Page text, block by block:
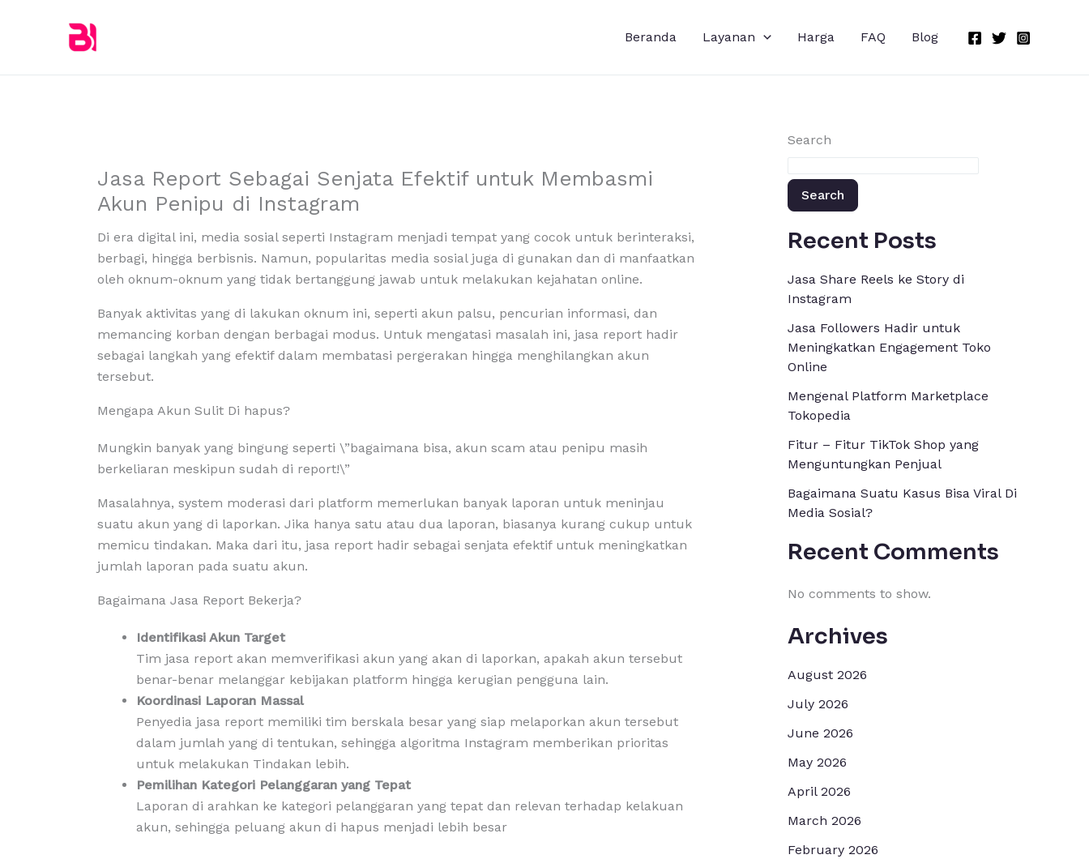
Beranda Layanan Harga FAQ Blog
Jasa Report Sebagai Senjata Efektif untuk Membasmi
Akun Penipu di Instagram
Di era digital ini, media sosial seperti Instagram menjadi tempat yang cocok untuk berinteraksi,
berbagi, hingga berbisnis. Namun, popularitas media sosial juga di gunakan dan di manfaatkan
oleh oknum-oknum yang tidak bertanggung jawab untuk melakukan kejahatan online.
Banyak aktivitas yang di lakukan oknum ini, seperti akun palsu, pencurian informasi, dan
memancing korban dengan berbagai modus. Untuk mengatasi masalah ini, jasa report hadir
sebagai langkah yang efektif dalam membatasi pergerakan hingga menghilangkan akun
tersebut.
Mengapa Akun Sulit Di hapus?
Mungkin banyak yang bingung seperti \”bagaimana bisa, akun scam atau penipu masih
berkeliaran meskipun sudah di report!\”
Masalahnya, system moderasi dari platform memerlukan banyak laporan untuk meninjau
suatu akun yang di laporkan. Jika hanya satu atau dua laporan, biasanya kurang cukup untuk
memicu tindakan. Maka dari itu, jasa report hadir sebagai senjata efektif untuk meningkatkan
jumlah laporan pada suatu akun.
Bagaimana Jasa Report Bekerja?
Identifikasi Akun Target
Tim jasa report akan memverifikasi akun yang akan di laporkan, apakah akun tersebut
benar-benar melanggar kebijakan platform hingga kerugian pengguna lain.
Koordinasi Laporan Massal
Penyedia jasa report memiliki tim berskala besar yang siap melaporkan akun tersebut
dalam jumlah yang di tentukan, sehingga algoritma Instagram memberikan prioritas
untuk melakukan Tindakan lebih.
Pemilihan Kategori Pelanggaran yang Tepat
Laporan di arahkan ke kategori pelanggaran yang tepat dan relevan terhadap kelakuan
akun, sehingga peluang akun di hapus menjadi lebih besar
Search
Search
Recent Posts
Jasa Share Reels ke Story di
Instagram
Jasa Followers Hadir untuk
Meningkatkan Engagement Toko
Online
Mengenal Platform Marketplace
Tokopedia
Fitur – Fitur TikTok Shop yang
Menguntungkan Penjual
Bagaimana Suatu Kasus Bisa Viral Di
Media Sosial?
Recent Comments
No comments to show.
Archives
August 2026
July 2026
June 2026
May 2026
April 2026
March 2026
February 2026